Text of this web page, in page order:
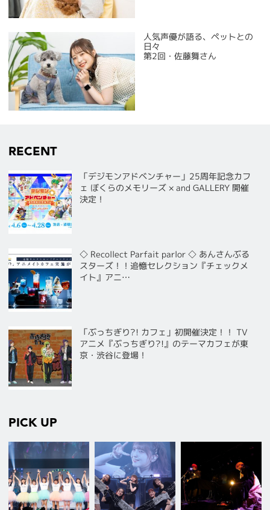
人気声優が語る、ペットとの
日々
第2回・佐藤舞さん
RECENT
「デジモンアドベンチャー」25周年記念カフ
ェ ぼくらのメモリーズ × and GALLERY 開催
決定！
◇ Recollect Parfait parlor ◇ あんさんぶる
スターズ！！追憶セレクション『チェックメ
イト』アニ…
「ぶっちぎり?! カフェ」初開催決定！！ TV
アニメ『ぶっちぎり?!』のテーマカフェが東
京・渋谷に登場！
PICK UP